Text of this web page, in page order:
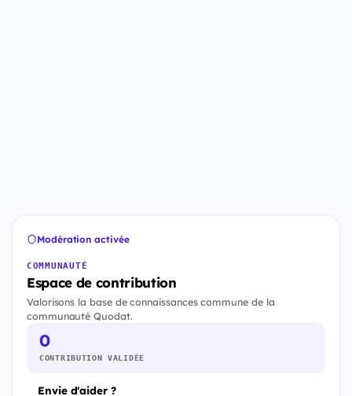
Modération activée
COMMUNAUTÉ
Espace de contribution
Valorisons la base de connaissances commune de la
communauté Quodat.
0
CONTRIBUTION VALIDÉE
Envie d'aider ?